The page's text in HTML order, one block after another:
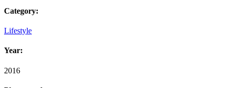
Category:
Lifestyle
Year:
2016